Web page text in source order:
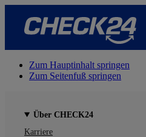
Zum Hauptinhalt springen
Zum Seitenfuß springen
Über CHECK24
Karriere